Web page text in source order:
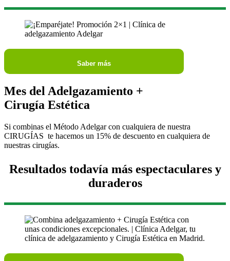
Saber más
Mes del Adelgazamiento +
Cirugía Estética
Si combinas el Método Adelgar con cualquiera de nuestra
CIRUGÍAS te hacemos un 15% de descuento en cualquiera de
nuestras cirugías.
Resultados todavía más espectaculares y
duraderos